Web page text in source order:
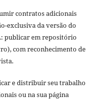
contratos adicionais
exclusiva da versão do
publicar em repositório
com reconhecimento de
e distribuir seu trabalho
ou na sua página